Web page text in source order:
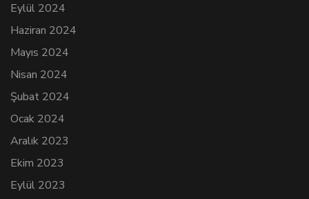
Eylül 2024
Haziran 2024
Mayıs 2024
Nisan 2024
Şubat 2024
Ocak 2024
Aralık 2023
Ekim 2023
Eylül 2023